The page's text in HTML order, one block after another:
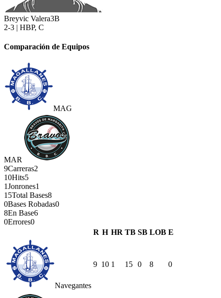
Breyvic Valera3B
2-3 | HBP, C
Comparación de Equipos
MAG
MAR
9Carreras2
10Hits5
1Jonrones1
15Total Bases8
0Bases Robadas0
8En Base6
0Errores0
R H HR TB SB LOB E
Navegantes
9 10 1 15 0 8 0